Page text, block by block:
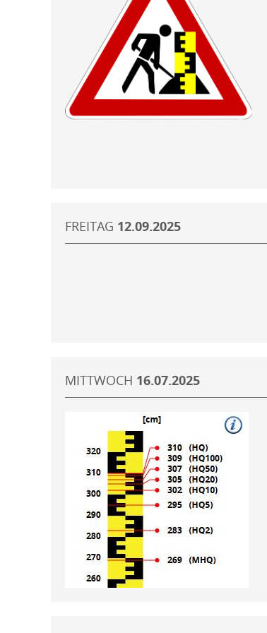
FREITAG 12.09.2025
MITTWOCH 16.07.2025